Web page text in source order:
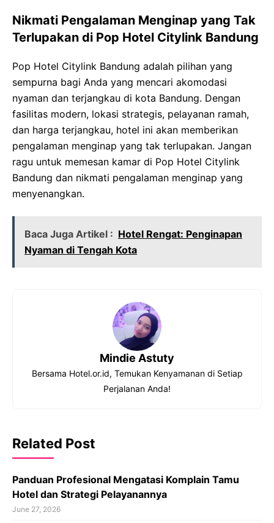
Nikmati Pengalaman Menginap yang Tak
Terlupakan di Pop Hotel Citylink Bandung
Pop Hotel Citylink Bandung adalah pilihan yang
sempurna bagi Anda yang mencari akomodasi
nyaman dan terjangkau di kota Bandung. Dengan
fasilitas modern, lokasi strategis, pelayanan ramah,
dan harga terjangkau, hotel ini akan memberikan
pengalaman menginap yang tak terlupakan. Jangan
ragu untuk memesan kamar di Pop Hotel Citylink
Bandung dan nikmati pengalaman menginap yang
menyenangkan.
Baca Juga Artikel : Hotel Rengat: Penginapan
Nyaman di Tengah Kota
Mindie Astuty
Bersama Hotel.or.id, Temukan Kenyamanan di Setiap
Perjalanan Anda!
Related Post
Panduan Profesional Mengatasi Komplain Tamu
Hotel dan Strategi Pelayanannya
June 27, 2026